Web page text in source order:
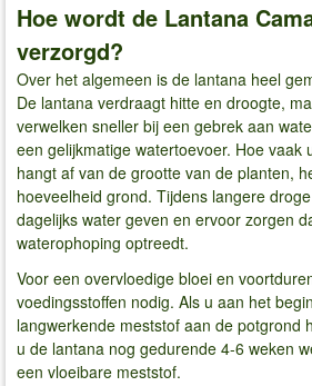
Hoe wordt de Lantana
verzorgd?
Over het algemeen is de lantana heel
De lantana verdraagt hitte en droogte,
verwelken sneller bij een gebrek aan
een gelijkmatige watertoevoer. Hoe vaak
hangt af van de grootte van de planten,
hoeveelheid grond. Tijdens langere
dagelijks water geven en ervoor zorgen
waterophoping optreedt.
Voor een overvloedige bloei en
voedingsstoffen nodig. Als u aan het
langwerkende meststof aan de potgrond
u de lantana nog gedurende 4-6 weken
een vloeibare meststof.